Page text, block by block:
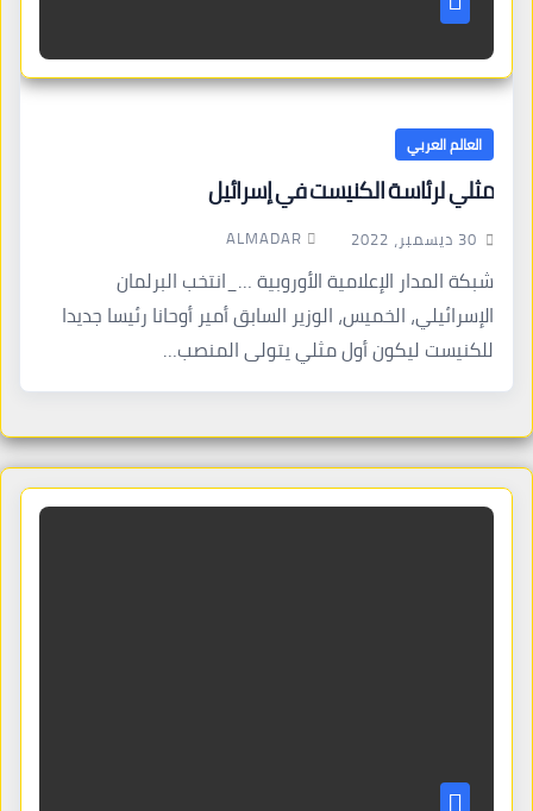
العالم العربي
مثلي لرئاسة الكنيست في إسرائيل
30 ديسمبر، 2022 ALMADAR
شبكة المدار الإعلامية الأوروبية …_انتخب البرلمان
الإسرائيلي، الخميس، الوزير السابق أمير أوحانا رئيسا جديدا
للكنيست ليكون أول مثلي يتولى المنصب…